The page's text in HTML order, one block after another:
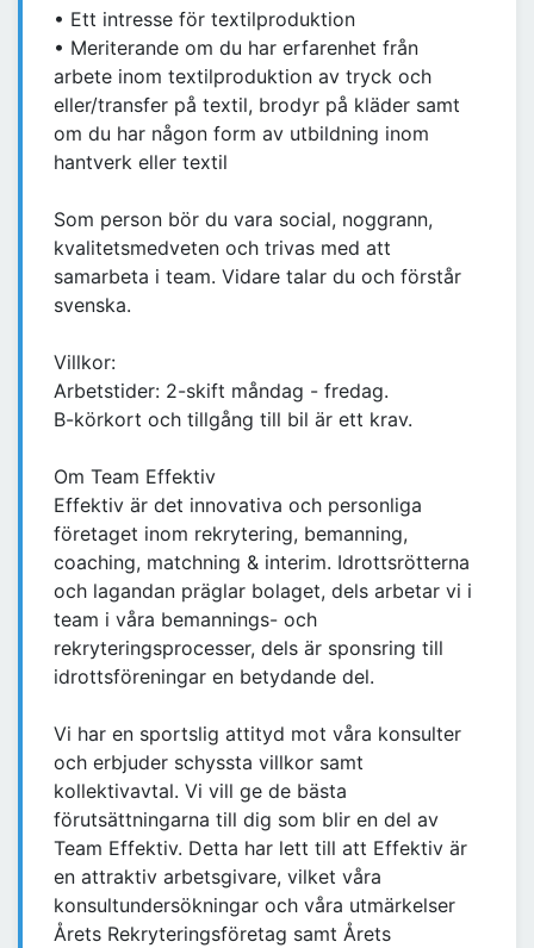
• Ett intresse för textilproduktion
• Meriterande om du har erfarenhet från
arbete inom textilproduktion av tryck och
eller/transfer på textil, brodyr på kläder samt
om du har någon form av utbildning inom
hantverk eller textil
Som person bör du vara social, noggrann,
kvalitetsmedveten och trivas med att
samarbeta i team. Vidare talar du och förstår
svenska.
Villkor:
Arbetstider: 2-skift måndag - fredag.
B-körkort och tillgång till bil är ett krav.
Om Team Effektiv
Effektiv är det innovativa och personliga
företaget inom rekrytering, bemanning,
coaching, matchning & interim. Idrottsrötterna
och lagandan präglar bolaget, dels arbetar vi i
team i våra bemannings- och
rekryteringsprocesser, dels är sponsring till
idrottsföreningar en betydande del.
Vi har en sportslig attityd mot våra konsulter
och erbjuder schyssta villkor samt
kollektivavtal. Vi vill ge de bästa
förutsättningarna till dig som blir en del av
Team Effektiv. Detta har lett till att Effektiv är
en attraktiv arbetsgivare, vilket våra
konsultundersökningar och våra utmärkelser
Årets Rekryteringsföretag samt Årets